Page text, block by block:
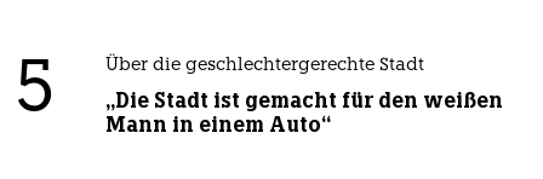
5 Über die geschlechtergerechte Stadt
„Die Stadt ist gemacht für den weißen
Mann in einem Auto“